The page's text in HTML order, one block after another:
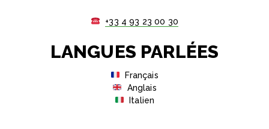
+33 4 93 23 00 30
LANGUES PARLÉES
Français
Anglais
Italien